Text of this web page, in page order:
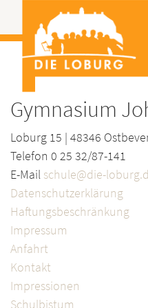
Gymnasium
Loburg 15 | 48346
Telefon 0 25 32/87-141
E-Mail schule@die-
Datenschutzerklärung
Haftungsbeschränkung
Impressum
Anfahrt
Kontakt
Impressionen
Schulbistum